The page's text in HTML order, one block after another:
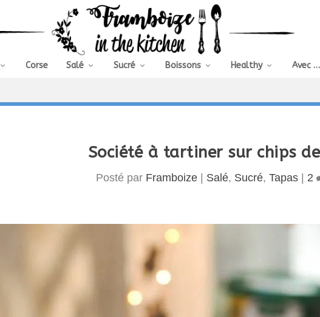
Corse Salé Sucré Boissons Healthy Avec …
Société à tartiner sur chips
Posté par Framboize Salé, Sucré,Tapas 2